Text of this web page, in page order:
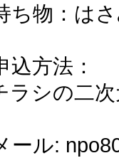
ち物：は
込方法：
シの二次
ル: